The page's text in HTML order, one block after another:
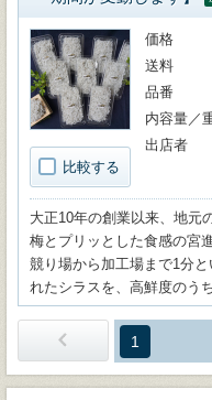
比較する
価格
送料
品番
内容量／
出店者
大正10年の創業以来、地元
梅とプリッとした食感の宮
競り場から加工場まで1分
れたシラスを、高鮮度のう
1